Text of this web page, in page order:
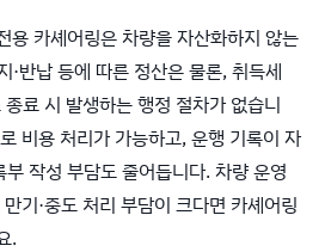
용 카셰어링은 차량을 자산화하지 않는
·반납 등에 따른 정산은 물론, 취득세
료 시 발생하는 행정 절차가 없습니
비용 처리가 가능하고, 운행 기록이 자
작성 부담도 줄어듭니다. 차량 운영
기·중도 처리 부담이 크다면 카셰어링
.